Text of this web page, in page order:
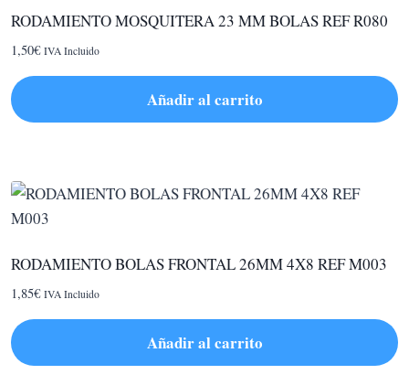
RODAMIENTO MOSQUITERA 23 MM BOLAS REF R080
1,50€ IVA Incluido
Añadir al carrito
RODAMIENTO BOLAS FRONTAL 26MM 4X8 REF M003
1,85€ IVA Incluido
Añadir al carrito